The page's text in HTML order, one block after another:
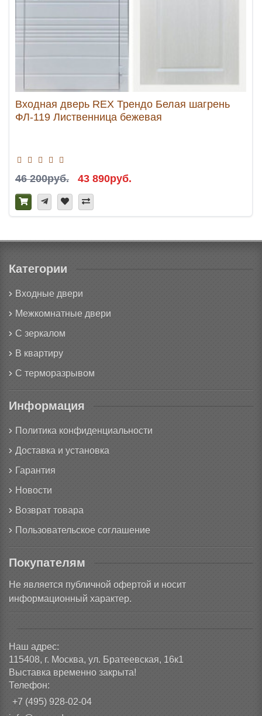
Входная дверь REX Трендо Белая шагрень
ФЛ-119 Лиственница бежевая
46 200руб. 43 890руб.
Категории
Входные двери
Межкомнатные двери
С зеркалом
В квартиру
С терморазрывом
Информация
Политика конфиденциальности
Доставка и установка
Гарантия
Новости
Возврат товара
Пользовательское соглашение
Покупателям
Не является публичной офертой и носит
информационный характер.
Наш адрес:
115408, г. Москва, ул. Братеевская, 16к1
Выставка временно закрыта!
Телефон:
+7 (495) 928-02-04